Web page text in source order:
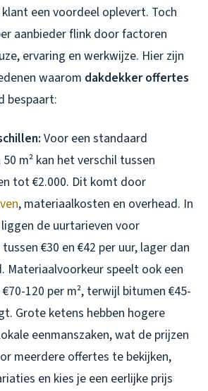
een voordeel oplevert. Toch
aanbieder flink door factoren
ervaring en werkwijze. Hier zijn
waarom dakdekker offertes
bespaart:
Voor een standaard
m² kan het verschil tussen
tot €2.000. Dit komt door
, materiaalkosten en overhead. In
de uurtarieven voor
€30 en €42 per uur, lager dan
Materiaalvoorkeur speelt ook een
120 per m², terwijl bitumen €45-
Grote ketens hebben hogere
eenmanszaken, wat de prijzen
meerdere offertes te bekijken,
en kies je een eerlijke prijs